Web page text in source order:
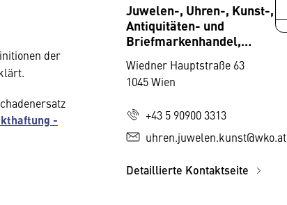
der
-
Juwelen-, Uhren-, Kunst-,
Antiquitäten- und
Briefmarkenhandel,
Wiedner Hauptstraße 63
1045 Wien
+43 5 90900 3313
uhren.juwelen.kunst@wko.at
Detaillierte Kontaktseite